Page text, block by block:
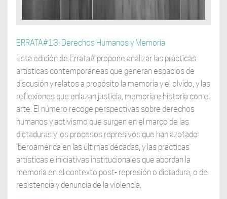
ERRATA#13: Derechos Humanos y Memoria
Esta edición de Errata# propone analizar las prácticas
artísticas contemporáneas que generan espacios de
discusión y relatos a propósito la memoria y el olvido, y las
reflexiones que enlazan justicia, memoria e historia con el
arte. El número recoge perspectivas sobre derechos
humanos y activismo que surgen en el marco de las
dictaduras y los procesos represivos que han azotado
Iberoamérica en las últimas décadas, y las prácticas
artísticas e iniciativas institucionales que abordan la
memoria en el contexto post- represión o dictadura, o de
resistencia y denuncia de la violencia.